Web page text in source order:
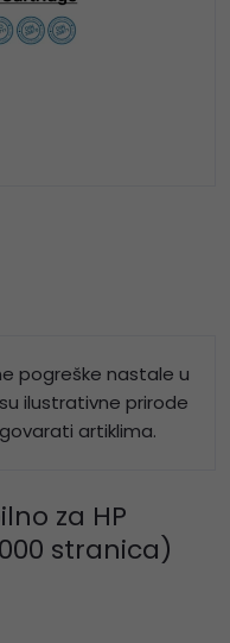
pogreške nastale u
ilustrativne prirode
artiklima.
za HP
stranica)